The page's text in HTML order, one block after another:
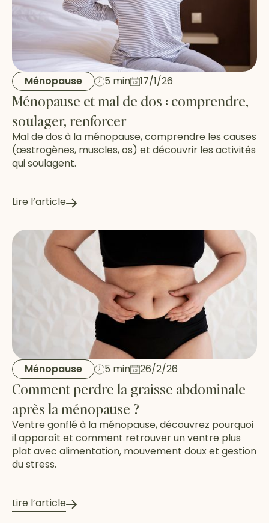
Ménopause 5 min 17/1/26
Ménopause et mal de dos : comprendre,
soulager, renforcer
Mal de dos à la ménopause, comprendre les causes
(œstrogènes, muscles, os) et découvrir les activités
qui soulagent.
Lire l’article
Ménopause 5 min 26/2/26
Comment perdre la graisse abdominale
après la ménopause ?
Ventre gonflé à la ménopause, découvrez pourquoi
il apparaît et comment retrouver un ventre plus
plat avec alimentation, mouvement doux et gestion
du stress.
Lire l’article